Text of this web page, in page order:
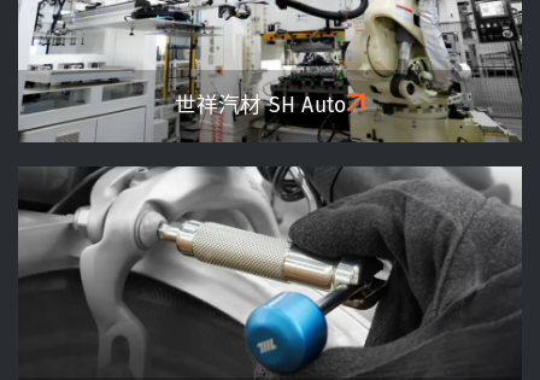
世祥汽材SH Auto